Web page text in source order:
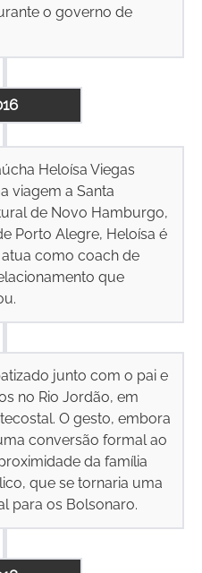
o governo de
Heloísa Viegas
viagem a Santa
de Novo Hamburgo,
Porto Alegre, Heloísa é
como coach de
que
junto com o pai e
no Rio Jordão, em
O gesto, embora
conversão formal ao
da família
que se tornaria uma
para os Bolsonaro.